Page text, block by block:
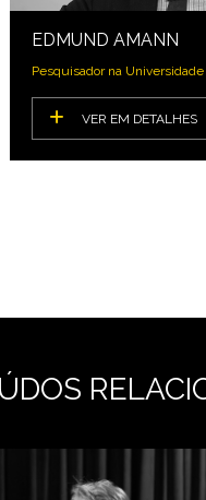
EDMUND AMANN
Pesquisador na
VER EM DETALHES